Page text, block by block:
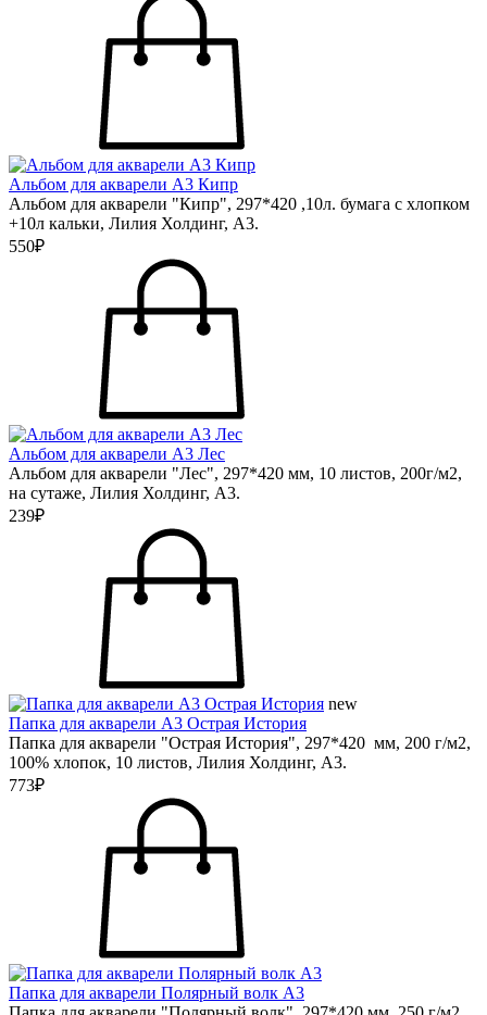
Альбом для акварели А3 Кипр
Альбом для акварели "Кипр", 297*420 ,10л. бумага с хлопком
+10л кальки, Лилия Холдинг, А3.
550₽
Альбом для акварели А3 Лес
Альбом для акварели "Лес", 297*420 мм, 10 листов, 200г/м2,
на сутаже, Лилия Холдинг, А3.
239₽
new
Папка для акварели А3 Острая История
Папка для акварели "Острая История", 297*420 мм, 200 г/м2,
100% хлопок, 10 листов, Лилия Холдинг, А3.
773₽
Папка для акварели Полярный волк А3